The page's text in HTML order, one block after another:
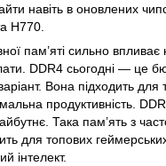
навіть в оновлених
H770.
пам’яті сильно впливає
DDR4 сьогодні — це
Вона підходить для
продуктивність.
Така пам’ять з
для топових
інтелект.